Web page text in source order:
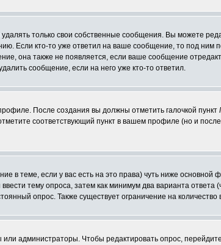
только свои собственные сообщения. Вы можете
Если кто-то уже ответил на ваше сообщение, то под ним
она также не появляется, если ваше сообщение
сообщение, если на него уже кто-то ответил.
После создания вы должны отметить галочкой пункт
соответствующий пункт в вашем профиле (но и
в теме, если у вас есть на это права) чуть ниже
тему опроса, затем как минимум два варианта ответа
опрос. Также существует ограничение на
администраторы. Чтобы редактировать опрос,